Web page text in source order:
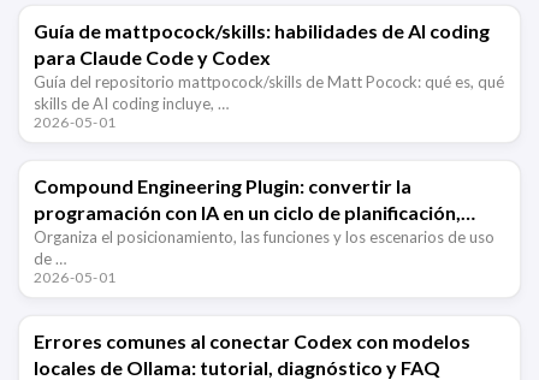
Guía de mattpocock/skills: habilidades de AI coding
para Claude Code y Codex
Guía del repositorio mattpocock/skills de Matt Pocock: qué es, qué
skills de AI coding incluye, …
2026-05-01
Compound Engineering Plugin: convertir la
programación con IA en un ciclo de planificación,
ejecución y revisión
Organiza el posicionamiento, las funciones y los escenarios de uso
de …
2026-05-01
Errores comunes al conectar Codex con modelos
locales de Ollama: tutorial, diagnóstico y FAQ